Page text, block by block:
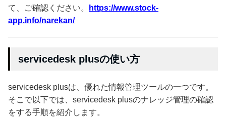
て、ご確認ください。
https://www.stock-
app.info/narekan/
servicedesk plusの使い方
servicedesk plusは、優れた情報管理ツールの一つです。
そこで以下では、servicedesk plusのナレッジ管理の確認
をする手順を紹介します。